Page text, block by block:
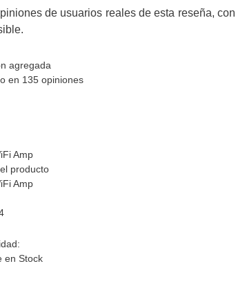
de usuarios reales de esta reseña, con
agregada
en 135opiniones
Amp
producto
Amp
en Stock